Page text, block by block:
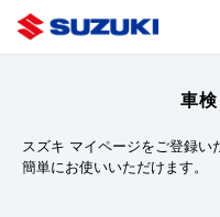
車
スズキ マイページをご登録い
簡単にお使いいただけます。